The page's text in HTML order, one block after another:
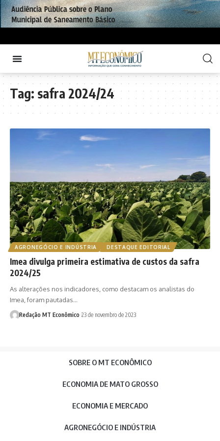
Tag: safra 2024/24
AGRONEGÓCIO E INDÚSTRIA DESTAQUE EDITORIAL
Imea divulga primeira estimativa de custos da safra
2024/25
As alterações nos indicadores, como destacam os analistas do
Imea, foram pautadas…
Redação MT Econômico 23 de novembro de 2023
SOBRE O MT ECONÔMICO
ECONOMIA DE MATO GROSSO
ECONOMIA E MERCADO
AGRONEGÓCIO E INDÚSTRIA